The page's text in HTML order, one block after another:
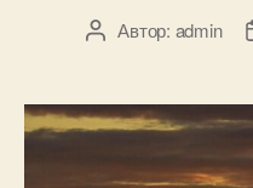
АвторАвтор: admin